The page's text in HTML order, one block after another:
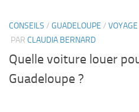
CONSEILS / GUADELOUPE / VOYAGE
PAR CLAUDIA BERNARD
Quelle voiture louer
Guadeloupe ?